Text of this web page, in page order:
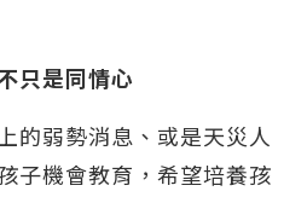
只是同情心
的弱勢消息、或是天災人
子機會教育，希望培養孩